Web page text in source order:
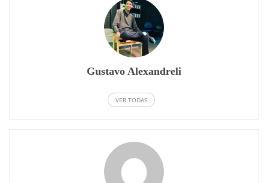
Gustavo Alexandreli
VER TODAS